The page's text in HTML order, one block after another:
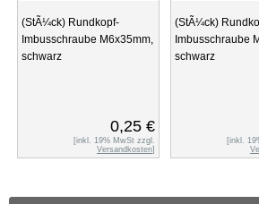
(StÃ¼ck) Rundkopf-
Imbusschraube M6x35mm,
schwarz
0,25 €
[inkl. 19% MwSt zzgl.
Versandkosten]
(StÃ¼ck)
Imbusschraube
schwarz
[inkl.